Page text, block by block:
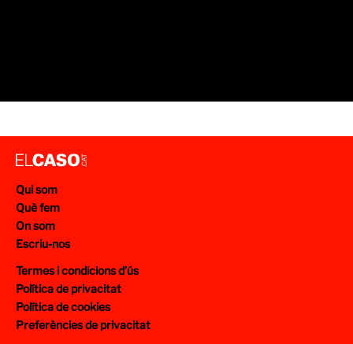
Qui som
Què fem
On som
Escriu-nos
Termes i condicions d’ús
Política de privacitat
Política de cookies
Preferències de privacitat